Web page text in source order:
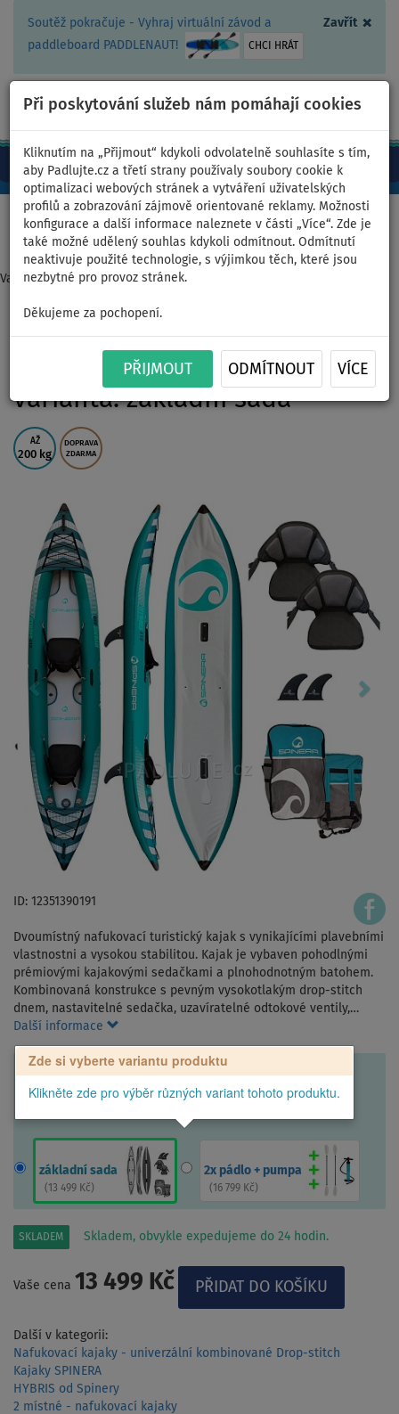
Zavřít ×
Soutěž pokračuje - Vyhraj virtuální závod a
paddleboard PADDLENAUT!
CHCI HRÁT
Při poskytování služeb nám pomáhají cookies
Kliknutím na „Přijmout“ kdykoli odvolatelně souhlasíte s tím,
aby Padlujte.cz a třetí strany používaly soubory cookie k
optimalizaci webových stránek a vytváření uživatelských
profilů a zobrazování zájmově orientované reklamy. Možnosti
konfigurace a další informace naleznete v části „Více“. Zde je
také možné udělený souhlas kdykoli odmítnout. Odmítnutí
neaktivuje použité technologie, s výjimkou těch, které jsou
nezbytné pro provoz stránek.
Děkujeme za pochopení.
PŘIJMOUT ODMÍTNOUT VÍCE
CZ/Kč +420 467 409 090 0ks
Domů >Kajaky a kánoe >Univerzální kombinované
Varianta nebyla nalezena
Nafukovací kajak SPINERA
HYBRIS 410 dvoumístný -
varianta: základní sada
AŽ
200 kg
DOPRAVA
ZDARMA
ID: 12351390191
Dvoumístný nafukovací turistický kajak s vynikajícími plavebními
vlastnostni a vysokou stabilitou. Kajak je vybaven pohodlnými
prémiovými kajakovými sedačkami a plnohodnotným batohem.
Kombinovaná konstrukce s pevným vysokotlakým drop-stitch
dnem, nastavitelné sedačka, uzavíratelné odtokové ventily,…
Další informace
Zde si vyberte variantu produktu
Klikněte zde pro výběr různých variant tohoto produktu.
základní sada
( 13 499 Kč)
2x pádlo + pumpa
( 16 799 Kč)
SKLADEM Skladem, obvykle expedujeme do 24 hodin.
Vaše cena 13 499 Kč
Další v kategorii:
Nafukovací kajaky - univerzální kombinované Drop-stitch
Kajaky SPINERA
HYBRIS od Spinery
2 místné - nafukovací kajaky